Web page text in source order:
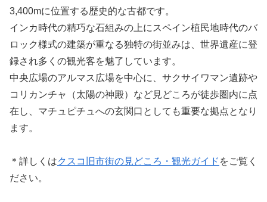
3,400mに位置する歴史的な古都です。
インカ時代の精巧な石組みの上にスペイン植民地時代のバ
ロック様式の建築が重なる独特の街並みは、世界遺産に登
録され多くの観光客を魅了しています。
中央広場のアルマス広場を中心に、サクサイワマン遺跡や
コリカンチャ（太陽の神殿）など見どころが徒歩圏内に点
在し、マチュピチュへの玄関口としても重要な拠点となり
ます。
＊詳しくはクスコ旧市街の見どころ・観光ガイド をご覧く
ださい。